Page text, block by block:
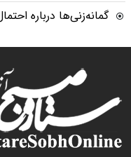
گمانه‌زنی‌ها درباره